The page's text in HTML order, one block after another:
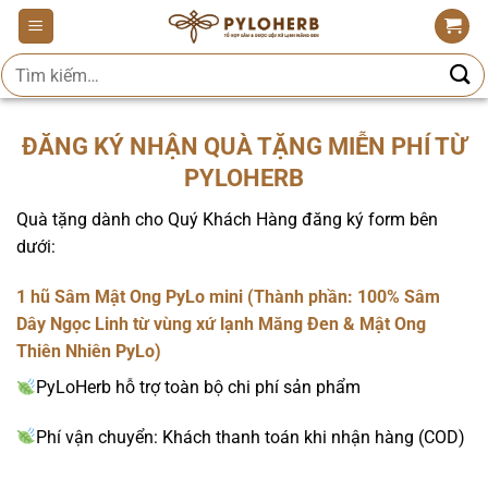
Bỏ
qua
nội
dung
Tìm
kiếm:
ĐĂNG KÝ NHẬN QUÀ TẶNG MIỄN PHÍ TỪ
PYLOHERB
Quà tặng dành cho Quý Khách Hàng đăng ký form bên
dưới:
1 hũ Sâm Mật Ong PyLo mini (Thành phần: 100% Sâm
Dây Ngọc Linh từ vùng xứ lạnh Măng Đen & Mật Ong
Thiên Nhiên PyLo)
PyLoHerb hỗ trợ toàn bộ chi phí sản phẩm
Phí vận chuyển: Khách thanh toán khi nhận hàng (COD)